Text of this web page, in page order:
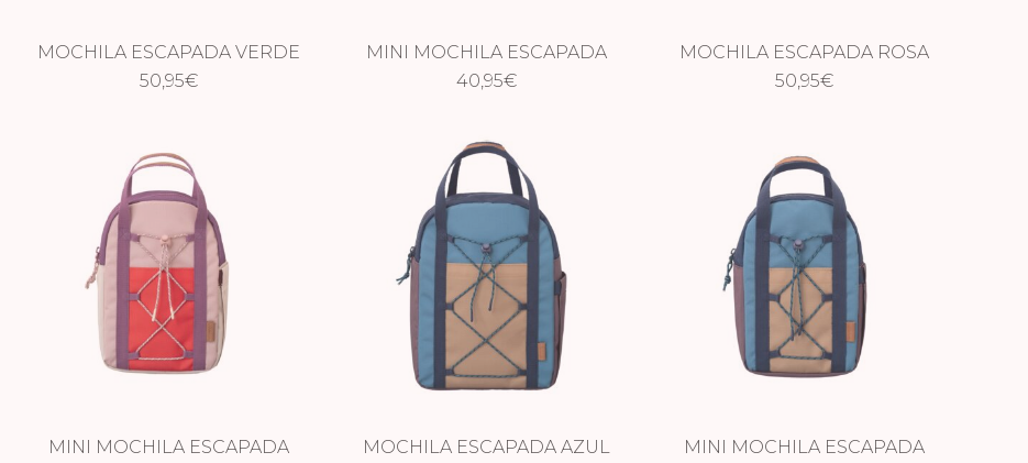
MOCHILA ESCAPADA VERDE
AGUA
50,95€
MINI MOCHILA ESCAPADA
VERDE AGUA
40,95€
MOCHILA ESCAPADA ROSA
50,95€
MINI MOCHILA ESCAPADA
MOCHILA ESCAPADA AZUL
MINI MOCHILA ESCAPADA